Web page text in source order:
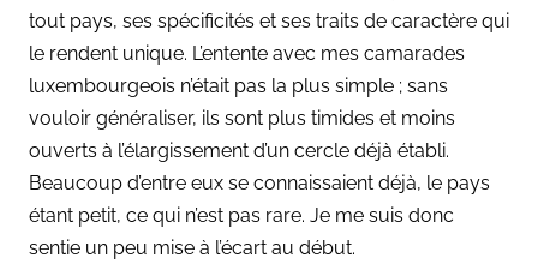
tout pays, ses spécificités et ses traits de caractère qui
le rendent unique. L’entente avec mes camarades
luxembourgeois n’était pas la plus simple ; sans
vouloir généraliser, ils sont plus timides et moins
ouverts à l’élargissement d’un cercle déjà établi.
Beaucoup d’entre eux se connaissaient déjà, le pays
étant petit, ce qui n’est pas rare. Je me suis donc
sentie un peu mise à l’écart au début.